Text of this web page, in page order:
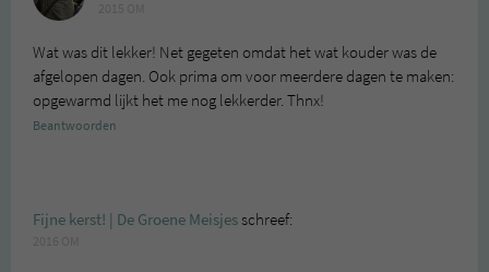
Wat was dit lekker! Net gegeten omdat het wat kouder was de
afgelopen dagen. Ook prima om voor meerdere dagen te maken:
opgewarmd lijkt het me nog lekkerder. Thnx!
Beantwoorden
Fijne kerst! | De Groene Meisjesschreef: